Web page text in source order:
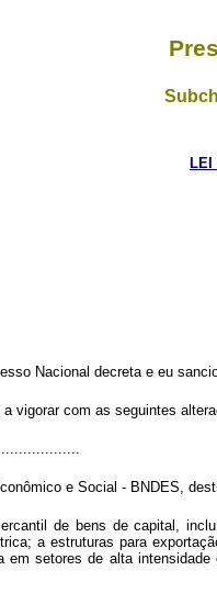
LEI
Nacional decreta e eu
a vigorar com as seguintes
e Social - BNDES,
de bens de capital,
a estruturas para
setores de alta